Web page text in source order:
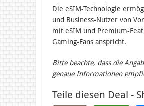
Die eSIM-Technologie
und Business-Nutzer von
mit eSIM und Premium-
Gaming-Fans anspricht.
Bitte beachte, dass die
genaue Informationen
Teile diesen Deal -